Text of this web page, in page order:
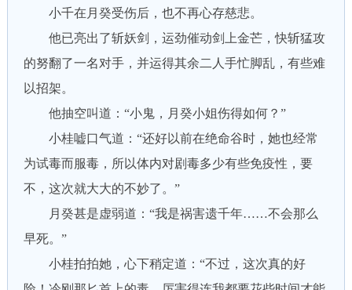
小千在月癸受伤后，也不再心存慈悲。
他已亮出了斩妖剑，运劲催动剑上金芒，快斩猛攻
的努翻了一名对手，并运得其余二人手忙脚乱，有些难
以招架。
他抽空叫道：“小鬼，月癸小姐伤得如何？”
小桂嘘口气道：“还好以前在绝命谷时，她也经常
为试毒而服毒，所以体内对剧毒多少有些免疫性，要
不，这次就大大的不妙了。”
月癸甚是虚弱道：“我是祸害遗千年……不会那么
早死。”
小桂拍拍她，心下稍定道：“不过，这次真的好